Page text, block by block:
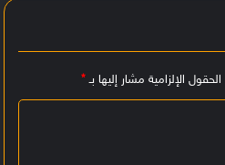
الحقول الإلزامية مشار إليها بـ*